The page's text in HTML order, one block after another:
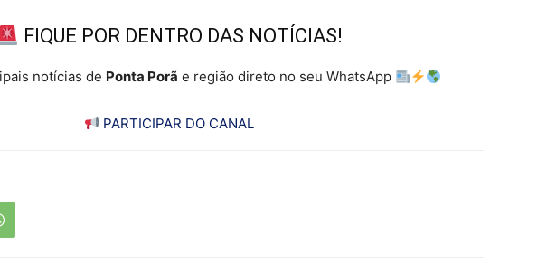
FIQUE POR DENTRO DAS NOTÍCIAS!
notícias de Ponta Porã e região direto no seu WhatsApp
PARTICIPAR DO CANAL